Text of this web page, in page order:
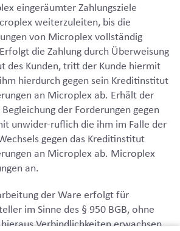
eingeräumter Zahlungsziele
weiterzuleiten, bis die
von Microplex vollständig
die Zahlung durch Überweisung
des Kunden, tritt der Kunde hiermit
hierdurch gegen sein Kreditinstitut
an Microplex ab. Erhält der
der Forderungen gegen
unwider-ruflich die ihm im Falle der
gegen das Kreditinstitut
an Microplex ab. Microplex
an.
der Ware erfolgt für
im Sinne des § 950 BGB, ohne
Verbindlichkeiten erwachsen.